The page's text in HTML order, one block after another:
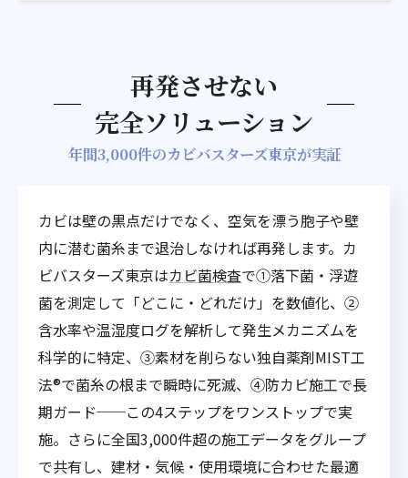
年間3,000件のカビバスターズ東京が実証
再発させない
完全ソリューション
カビは壁の黒点だけでなく、空気を漂う胞子や壁
内に潜む菌糸まで退治しなければ再発します。カ
ビバスターズ東京はカビ菌検査で①落下菌・浮遊
菌を測定して「どこに・どれだけ」を数値化、②
含水率や温湿度ログを解析して発生メカニズムを
科学的に特定、③素材を削らない独自薬剤MIST工
法®で菌糸の根まで瞬時に死滅、④防カビ施工で長
期ガード──この4ステップをワンストップで実
施。さらに全国3,000件超の施工データをグループ
で共有し、建材・気候・使用環境に合わせた最適